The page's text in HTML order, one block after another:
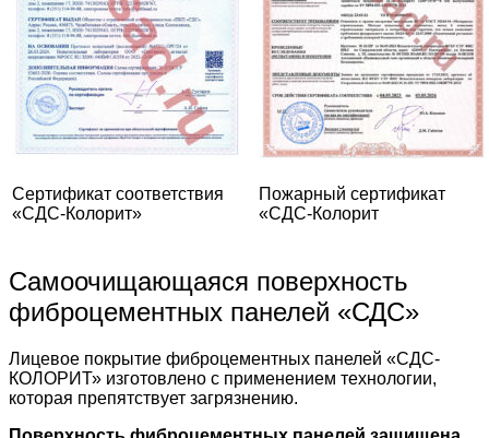
Сертификат соответствия
«СДС-Колорит»
Пожарный сертификат
«СДС-Колорит
Самоочищающаяся поверхность
фиброцементных панелей «СДС»
Лицевое покрытие фиброцементных панелей «СДС-
КОЛОРИТ» изготовлено с применением технологии,
которая препятствует загрязнению.